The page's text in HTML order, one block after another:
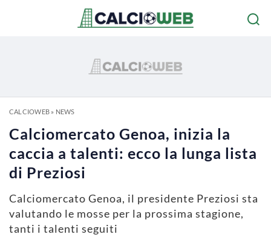
CALCIOWEB» NEWS
Calciomercato Genoa, inizia la
caccia a talenti: ecco la lunga lista
di Preziosi
Calciomercato Genoa, il presidente Preziosi sta
valutando le mosse per la prossima stagione,
tanti i talenti seguiti